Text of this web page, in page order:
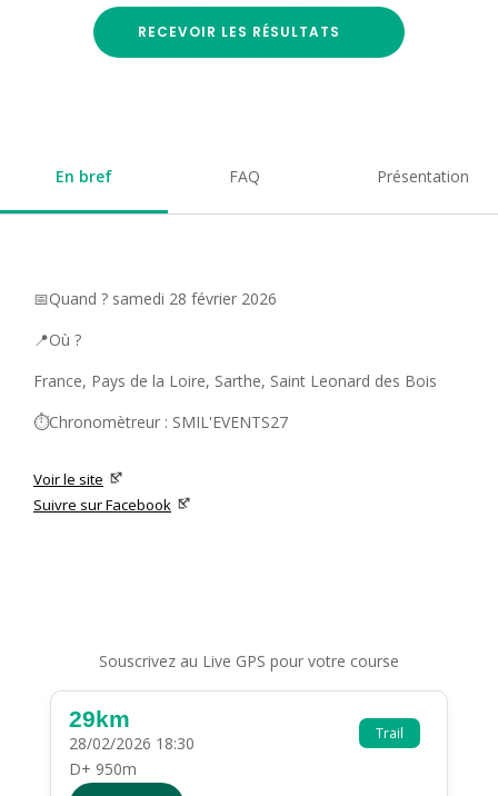
RECEVOIR LES RÉSULTATS
En bref FAQ Présentation
📅Quand ? samedi 28 février 2026
📍Où ?
France, Pays de la Loire, Sarthe, Saint Leonard des Bois
⏱️Chronomètreur : SMIL'EVENTS27
Voir le site
Suivre sur Facebook
Souscrivez au Live GPS pour votre course
Trail
29km
28/02/2026 18:30
D+ 950m